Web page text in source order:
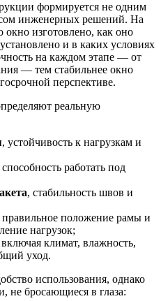
формируется не одним
инженерных решений. На
окно изготовлено, как оно
и в каких условиях
на каждом этапе — от
— тем стабильнее окно
перспективе.
реальную
, устойчивость к нагрузкам и
способность работать под
, стабильность швов и
правильное положение рамы и
нагрузок;
включая климат, влажность,
уход.
использования, однако
не бросающиеся в глаза: